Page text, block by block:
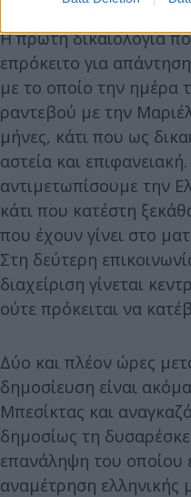
Η πρώτη δικαιολογία
επρόκειτο για
με το οποίο την ημέρα
ραντεβού με την
μήνες, κάτι που ως
αστεία και
αντιμετωπίσουμε την
κάτι που κατέστη
που έχουν γίνει στο
Στη δεύτερη
διαχείριση γίνεται
ούτε πρόκειται να
Δύο και πλέον ώρες
δημοσίευση είναι
Μπεσίκτας και
δημοσίως τη
επανάληψη του οποίου
αναμέτρηση ελληνικής